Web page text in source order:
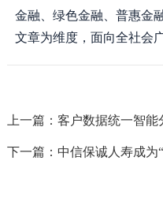
金融、绿色金融、普惠金
文章为维度，面向全社会